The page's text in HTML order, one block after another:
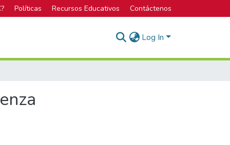
Políticas Recursos Educativos Contáctenos
Log In